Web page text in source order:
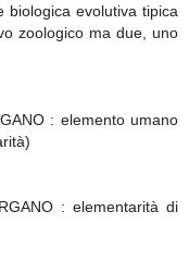
biologica evolutiva tipica
zoologico ma due, uno
: elemento umano
: elementarità di